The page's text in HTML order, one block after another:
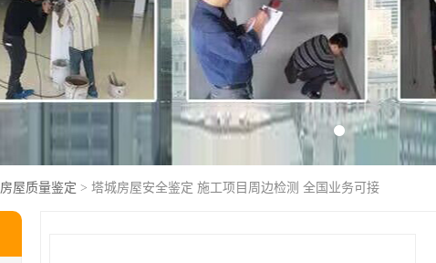
房屋质量鉴定 > 塔城房屋安全鉴定 施工项目周边检测 全国业务可接